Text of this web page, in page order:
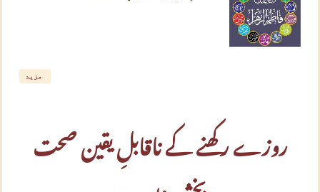
مزید
روزے رکھنے کے ناقابلِ یقین صحت